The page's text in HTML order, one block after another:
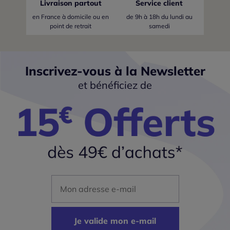
Livraison partout
en France à domicile ou en
point de retrait
Service client
de 9h à 18h du lundi au
samedi
Inscrivez-vous à la Newsletter
et bénéficiez de
Je valide mon e-mail